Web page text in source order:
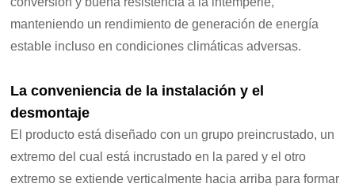
manteniendo un rendimiento de generación de energía
estable incluso en condiciones climáticas adversas.
La conveniencia de la instalación y el
desmontaje
El producto está diseñado con un grupo preincrustado, un
extremo del cual está incrustado en la pared y el otro
extremo se extiende verticalmente hacia arriba para formar